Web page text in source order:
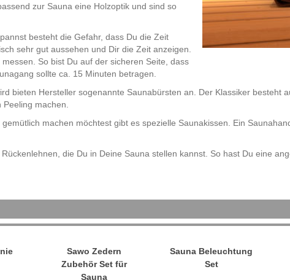
zur Sauna eine Holzoptik und sind so
besteht die Gefahr, dass Du die Zeit
sehr gut aussehen und Dir die Zeit anzeigen.
So bist Du auf der sicheren Seite, dass
sollte ca. 15 Minuten betragen.
bieten Hersteller sogenannte Saunabürsten an. Der Klassiker besteht
machen.
machen möchtest gibt es spezielle Saunakissen. Ein
die Du in Deine Sauna stellen kannst. So hast Du eine
Sawo Zedern
Zubehör Set für
Sauna
Sauna Beleuchtung
Set